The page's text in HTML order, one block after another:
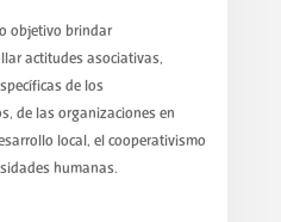
objetivo brindar
actitudes asociativas,
de los
de las organizaciones en
local, el cooperativismo
humanas.